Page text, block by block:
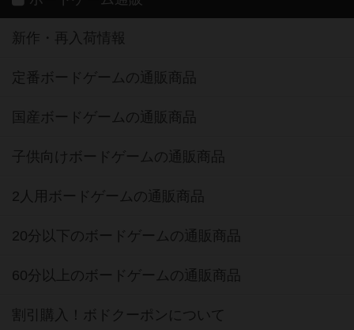
新作・再入荷情報
定番ボードゲームの通販商品
国産ボードゲームの通販商品
子供向けボードゲームの通販商品
2人用ボードゲームの通販商品
20分以下のボードゲームの通販商品
60分以上のボードゲームの通販商品
割引購入！ボドクーポンについて